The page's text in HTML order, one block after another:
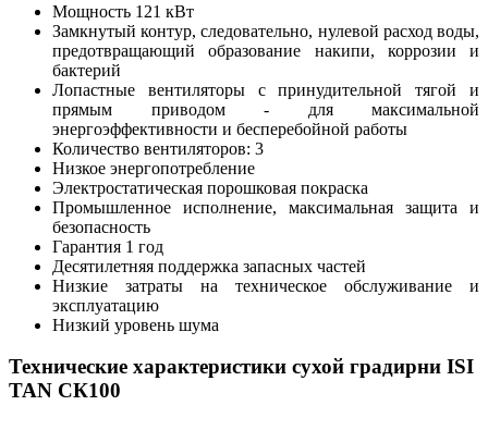
Мощность 121 кВт
Замкнутый контур, следовательно, нулевой расход воды,
предотвращающий образование накипи, коррозии и
бактерий
Лопастные вентиляторы с принудительной тягой и
прямым приводом - для максимальной
энергоэффективности и бесперебойной работы
Количество вентиляторов: 3
Низкое энергопотребление
Электростатическая порошковая покраска
Промышленное исполнение, максимальная защита и
безопасность
Гарантия 1 год
Десятилетняя поддержка запасных частей
Низкие затраты на техническое обслуживание и
эксплуатацию
Низкий уровень шума
Технические характеристики сухой градирни ISI
TAN CК100